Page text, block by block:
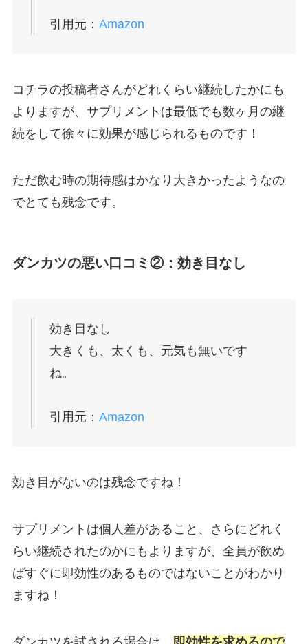
引用元： Amazon
コチラの投稿者さんがどれくらい継続したかにも
よりますが、サプリメントは最低でも数ヶ月の継
続をして徐々に効果が感じられるものです！
ただ飲む時の期待感はかなり大きかったようなの
でとても残念です。
ダンカツの悪い口コミ②：効き目なし
効き目なし
大きくも、太くも、元気も無いです
ね。
引用元： Amazon
効き目がないのは残念ですね！
サプリメントは個人差があること、さらにどれく
らい継続されたのかにもよりますが、全員が飲め
ばすぐに即効性のあるものではないことがわかり
ますね！